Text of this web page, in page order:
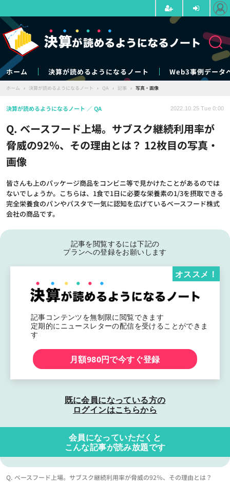
ホーム 決算が読めるようになるノート Web3事例データ
ホーム › 決算が読めるようになるノート › QA › 記事 › 写真・画像
Q. ベースフード上場。サブスク継続利用率が
脅威の92％、その理由とは？ 12枚目の写真・
画像
皆さんも上のパッケージ商品をコンビニ等で見かけたことがあるのでは
ないでしょうか。こちらは、1食で1日に必要な栄養素の1/3を摂取できる
完全栄養食のパンやパスタで一気に認知を広げているベースフード株式
会社の商品です。
決算が読めるようになるノート QA 2022.10.25 Tue 0:00
記事を閲覧するには下記の
プランへの登録をお願いします
記事コンテンツを無制限に閲覧できます
定期的にニュースレターの配信を受けることができま
す
オススメ！
月額980円で今すぐ登録
既に会員になっている方の
ログインはこちらから
会員になっていただくと
こんな記事が読み放題です
Q. ベースフード上場。サブスク継続利用率が脅威の92％、その理由とは？